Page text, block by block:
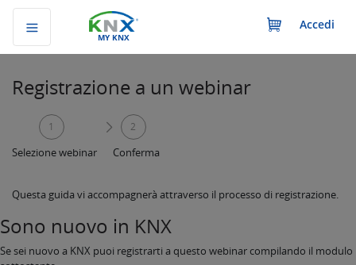
MY KNX
Accedi
Registrazione a un webinar
1
Selezione webinar
2
Conferma
Questa guida vi accompagnerà attraverso il processo di registrazione.
Sono nuovo in KNX
Se sei nuovo a KNX puoi registrarti a questo webinar compilando il modulo